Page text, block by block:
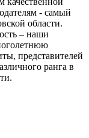
- самый
области.
– наши
представителей
ранга в